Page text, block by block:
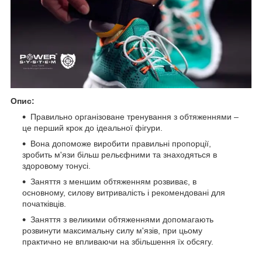
Опис:
Правильно організоване тренування з обтяженнями –
це перший крок до ідеальної фігури.
Вона допоможе виробити правильні пропорції,
зробить м'язи більш рельєфними та знаходяться в
здоровому тонусі.
Заняття з меншим обтяженням розвиває, в
основному, силову витривалість і рекомендовані для
початківців.
Заняття з великими обтяженнями допомагають
розвинути максимальну силу м'язів, при цьому
практично не впливаючи на збільшення їх обсягу.